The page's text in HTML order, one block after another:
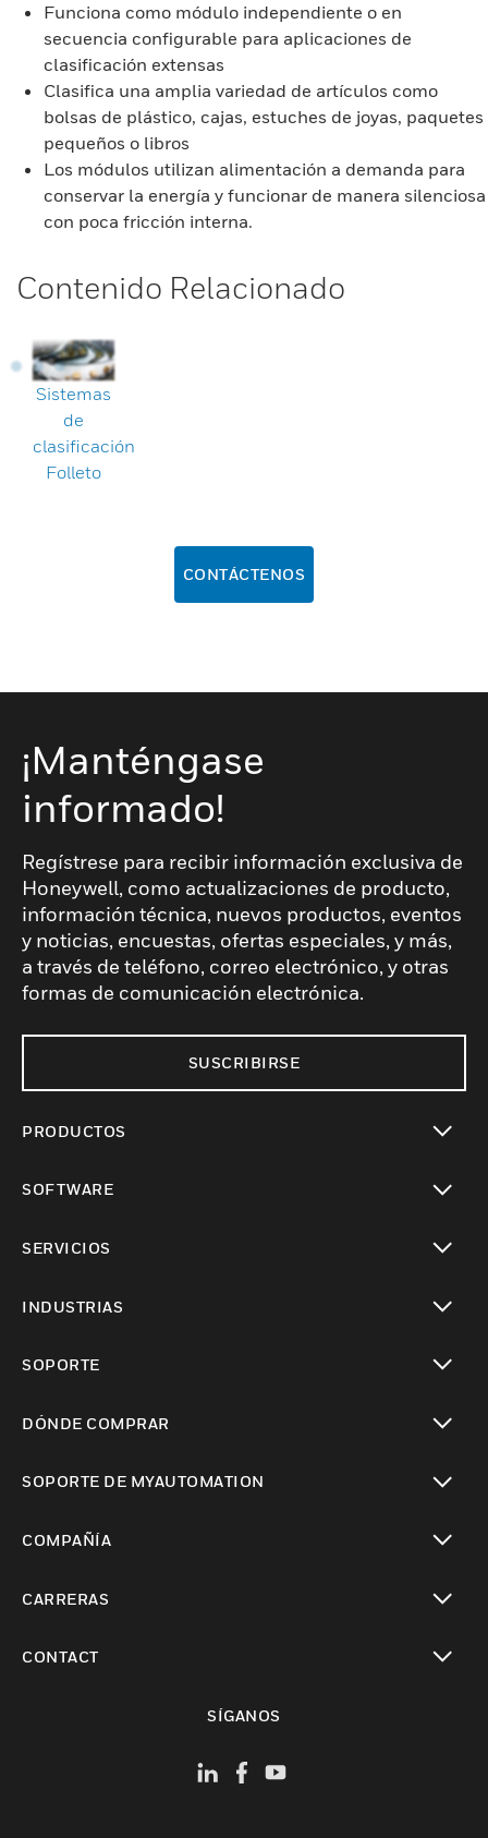
Funciona como módulo independiente o en
secuencia configurable para aplicaciones de
clasificación extensas
Clasifica una amplia variedad de artículos como
bolsas de plástico, cajas, estuches de joyas, paquetes
pequeños o libros
Los módulos utilizan alimentación a demanda para
conservar la energía y funcionar de manera silenciosa
con poca fricción interna.
Contenido Relacionado
Sistemas
de
clasificación
Folleto
CONTÁCTENOS
¡Manténgase
informado!
Regístrese para recibir información exclusiva de
Honeywell, como actualizaciones de producto,
información técnica, nuevos productos, eventos
y noticias, encuestas, ofertas especiales, y más,
a través de teléfono, correo electrónico, y otras
formas de comunicación electrónica.
SUSCRIBIRSE
PRODUCTOS
SOFTWARE
SERVICIOS
INDUSTRIAS
SOPORTE
DÓNDE COMPRAR
SOPORTE DE MYAUTOMATION
COMPAÑÍA
CARRERAS
CONTACT
SÍGANOS